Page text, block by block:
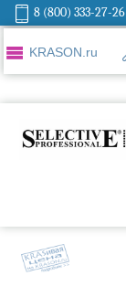
8 (800) 333-27-26
KRASON.ru